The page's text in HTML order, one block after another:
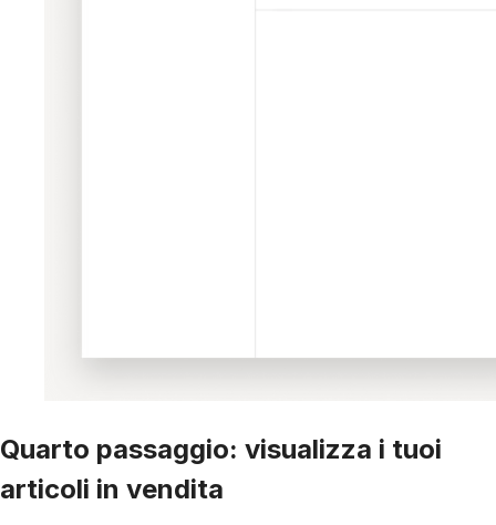
Quarto passaggio: visualizza i tuoi
articoli in vendita